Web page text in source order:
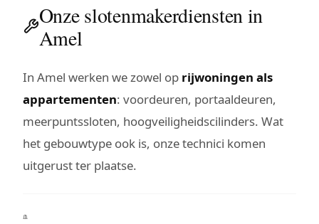
Onze slotenmakerdiensten in
Amel
In Amel werken we zowel op rijwoningen als
appartementen: voordeuren, portaaldeuren,
meerpuntssloten, hoogveiligheidscilinders. Wat
het gebouwtype ook is, onze technici komen
uitgerust ter plaatse.